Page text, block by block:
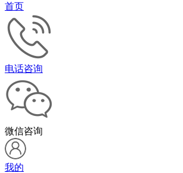
首页
电话咨询
微信咨询
我的